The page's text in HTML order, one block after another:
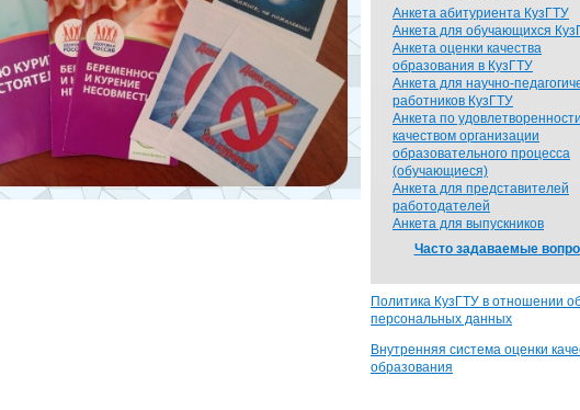
Анкета абитуриента КузГТУ
Анкета для обучающихся
Анкета оценки качества
образования в КузГТУ
Анкета для научно-
работников КузГТУ
Анкета по
качеством организации
образовательного процесса
(обучающиеся)
Анкета для представителей
работодателей
Анкета для выпускников
Часто задаваемые
Политика КузГТУ в отношении
персональных данных
Внутренняя система оценки
образования